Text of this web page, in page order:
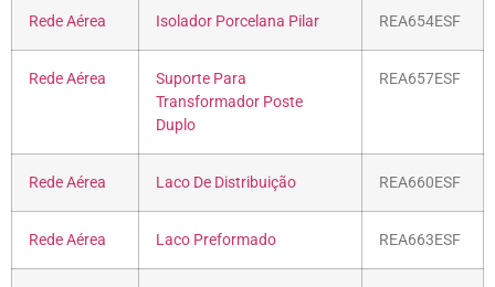
Rede Aérea Isolador Porcelana Pilar REA654ESF
Rede Aérea
Suporte Para
Transformador Poste
Duplo
REA657ESF
Rede Aérea Laco De Distribuição REA660ESF
Rede Aérea Laco Preformado REA663ESF